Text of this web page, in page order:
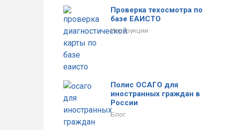
Проверка техосмотра по
базе ЕАИСТО
Инструкции
Полис ОСАГО для
иностранных граждан в
России
Блог